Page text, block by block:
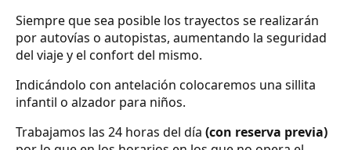
Siempre que sea posible los trayectos se realizarán
por autovías o autopistas, aumentando la seguridad
del viaje y el confort del mismo.
Indicándolo con antelación colocaremos una sillita
infantil o alzador para niños.
Trabajamos las 24 horas del día (con reserva previa)